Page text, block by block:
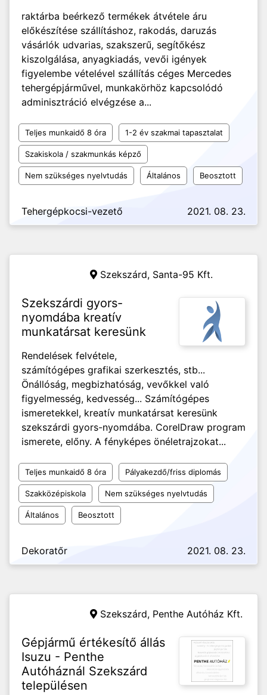
raktárba beérkező termékek átvétele áru
előkészítése szállításhoz, rakodás, daruzás
vásárlók udvarias, szakszerű, segítőkész
kiszolgálása, anyagkiadás, vevői igények
figyelembe vételével szállítás céges Mercedes
tehergépjárművel, munkakörhöz kapcsolódó
adminisztráció elvégzése a...
Teljes munkaidő 8 óra 1-2 év szakmai tapasztalat
Szakiskola / szakmunkás képző
Nem szükséges nyelvtudás Általános Beosztott
Tehergépkocsi-vezető 2021. 08. 23.
Szekszárd, Santa-95 Kft.
Szekszárdi gyors-
nyomdába kreatív
munkatársat keresünk
Rendelések felvétele,
számítógépes grafikai szerkesztés, stb...
Önállóság, megbizhatóság, vevőkkel való
figyelmesség, kedvesség... Számítógépes
ismeretekkel, kreatív munkatársat keresünk
szekszárdi gyors-nyomdába. CorelDraw program
ismerete, előny. A fényképes önéletrajzokat...
Teljes munkaidő 8 óra Pályakezdő/friss diplomás
Szakközépiskola Nem szükséges nyelvtudás
Általános Beosztott
Dekoratőr 2021. 08. 23.
Szekszárd, Penthe Autóház Kft.
Gépjármű értékesítő állás
Isuzu - Penthe
Autóháznál Szekszárd
településen